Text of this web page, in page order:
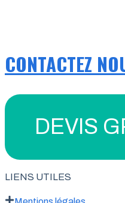
CONTACTEZ
DEVIS
LIENS UTILES